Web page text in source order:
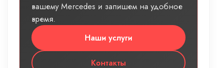
вашему Mercedes и запишем на удобное
время.
Наши услуги
Контакты